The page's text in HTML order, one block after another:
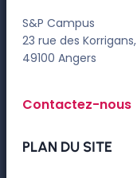
S&P Campus
23 rue des Korrigans,
49100 Angers
Contactez-nous
PLAN DU SITE